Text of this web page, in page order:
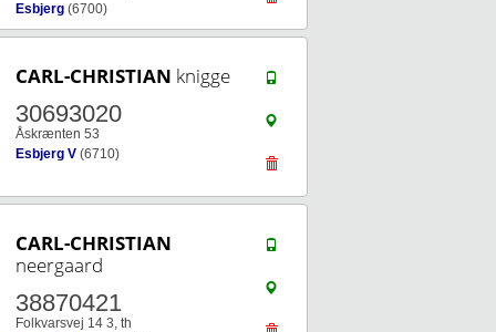
Esbjerg (6700)
CARL-CHRISTIAN knigge
30693020
Åskrænten 53
Esbjerg V (6710)
CARL-CHRISTIAN
neergaard
38870421
Folkvarsvej 14 3, th